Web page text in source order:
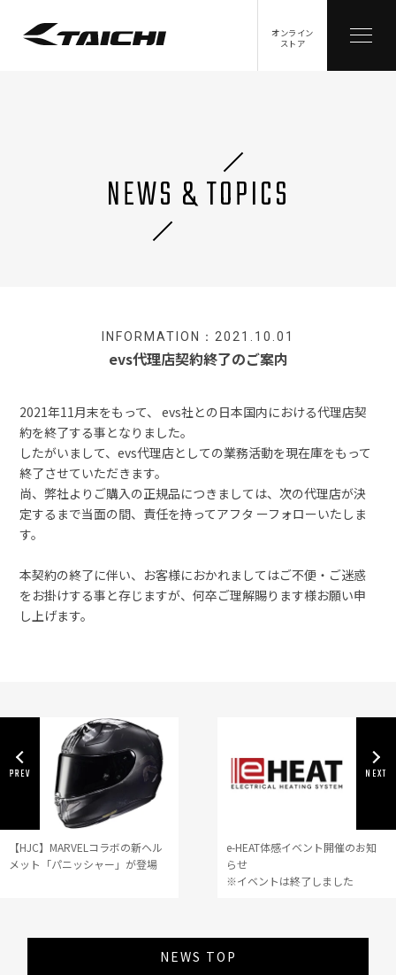
オンライン
ストア
NEWS & TOPICS
INFORMATION：2021.10.01
evs代理店契約終了のご案内
2021年11月末をもって、 evs社との日本国内における代理店契
約を終了する事となりました。
したがいまして、evs代理店としての業務活動を現在庫をもって
終了させていただきます。
尚、弊社よりご購入の正規品につきましては、次の代理店が決
定するまで当面の間、責任を持ってアフタ ーフォローいたしま
す。
本契約の終了に伴い、お客様におかれましてはご不便・ご迷惑
をお掛けする事と存じますが、何卒ご理解賜ります様お願い申
し上げます。
【HJC】MARVELコラボの新ヘル
メット「パニッシャー」が登場
e-HEAT体感イベント開催のお知
らせ
※イベントは終了しました
NEWS TOP